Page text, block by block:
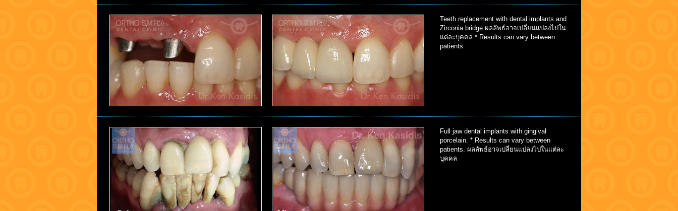
Teeth replacement with dental implants and
Zirconia bridge ผลลัพธ์อาจเปลี่ยนแปลงไปใน
แต่ละบุคคล * Results can vary between
patients.
Full jaw dental implants with gingival
porcelain. * Results can vary between
patients. ผลลัพธ์อาจเปลี่ยนแปลงไปในแต่ละ
บุคคล